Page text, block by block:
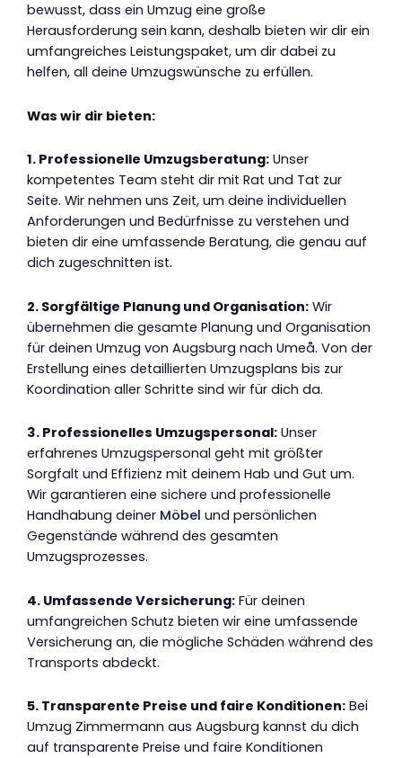
bewusst, dass ein Umzug eine große
Herausforderung sein kann, deshalb bieten wir dir ein
umfangreiches Leistungspaket, um dir dabei zu
helfen, all deine Umzugswünsche zu erfüllen.
Was wir dir bieten:
1. Professionelle Umzugsberatung: Unser
kompetentes Team steht dir mit Rat und Tat zur
Seite. Wir nehmen uns Zeit, um deine individuellen
Anforderungen und Bedürfnisse zu verstehen und
bieten dir eine umfassende Beratung, die genau auf
dich zugeschnitten ist.
2. Sorgfältige Planung und Organisation: Wir
übernehmen die gesamte Planung und Organisation
für deinen Umzug von Augsburg nach Umeå. Von der
Erstellung eines detaillierten Umzugsplans bis zur
Koordination aller Schritte sind wir für dich da.
3. Professionelles Umzugspersonal: Unser
erfahrenes Umzugspersonal geht mit größter
Sorgfalt und Effizienz mit deinem Hab und Gut um.
Wir garantieren eine sichere und professionelle
Handhabung deiner Möbel und persönlichen
Gegenstände während des gesamten
Umzugsprozesses.
4. Umfassende Versicherung: Für deinen
umfangreichen Schutz bieten wir eine umfassende
Versicherung an, die mögliche Schäden während des
Transports abdeckt.
5. Transparente Preise und faire Konditionen: Bei
Umzug Zimmermann aus Augsburg kannst du dich
auf transparente Preise und faire Konditionen